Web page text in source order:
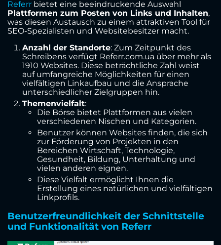
Referr bietet eine beeindruckende Auswahl
Plattformen zum Posten von Links und Inhalten,
was diesen Austausch zu einem attraktiven Tool für
SEO-Spezialisten und Websitebesitzer macht.
Anzahl der Standorte: Zum Zeitpunkt des
Schreibens verfügt Referr.com.ua über mehr als
1910 Websites. Diese beträchtliche Zahl weist
auf umfangreiche Möglichkeiten für einen
vielfältigen Linkaufbau und die Ansprache
unterschiedlicher Zielgruppen hin.
Themenvielfalt:
Die Börse bietet Plattformen aus vielen
verschiedenen Nischen und Kategorien.
Benutzer können Websites finden, die sich
zur Förderung von Projekten in den
Bereichen Wirtschaft, Technologie,
Gesundheit, Bildung, Unterhaltung und
vielen anderen eignen.
Diese Vielfalt ermöglicht Ihnen die
Erstellung eines natürlichen und vielfältigen
Linkprofils.
Benutzerfreundlichkeit der Schnittstelle
und Funktionalität von Referr